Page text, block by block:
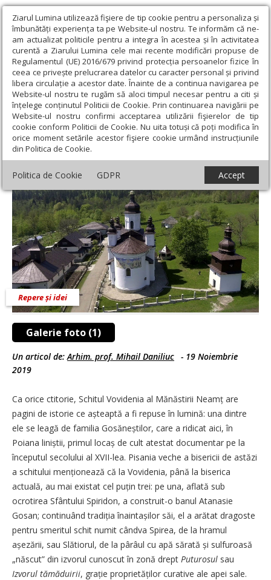
Ziarul Lumina utilizează fişiere de tip cookie pentru a personaliza și
îmbunătăți experiența ta pe Website-ul nostru. Te informăm că ne-
am actualizat politicile pentru a integra în acestea și în activitatea
curentă a Ziarului Lumina cele mai recente modificări propuse de
Regulamentul (UE) 2016/679 privind protecția persoanelor fizice în
ceea ce privește prelucrarea datelor cu caracter personal și privind
libera circulație a acestor date. Înainte de a continua navigarea pe
Website-ul nostru te rugăm să aloci timpul necesar pentru a citi și
înțelege conținutul Politicii de Cookie. Prin continuarea navigării pe
Website-ul nostru confirmi acceptarea utilizării fişierelor de tip
cookie conform Politicii de Cookie. Nu uita totuși că poți modifica în
orice moment setările acestor fişiere cookie urmând instrucțiunile
din Politica de Cookie.
Politica de Cookie GDPR Accept
Ziarul Lumina › Opinii › Repere și idei › Din trecutul primilor
ctitori ai Schitului Vovidenia, familia de boieri Gosan
Din trecutul primilor ctitori ai Schitului
Vovidenia, familia de boieri Gosan
Galerie foto (1)
Repere și idei
Un articol de:Arhim. prof. Mihail Daniliuc - 19 Noiembrie
2019
Ca orice ctitorie, Schitul Vovidenia al Mănăstirii Neamț are
pagini de istorie ce așteaptă a fi repuse în lumină: una dintre
ele se leagă de familia Gosăneștilor, care a ridicat aici, în
Poiana liniștii, primul locaș de cult atestat documentar pe la
începutul secolului al XVII-lea. Pisania veche a bisericii de astăzi
a schitului menționează că la Vovidenia, până la biserica
actuală, au mai existat cel puțin trei: pe una, aflată sub
ocrotirea Sfântului Spiridon, a construit-o banul Atanasie
Gosan; continuând tradiția înain­tașilor săi, el a arătat dragoste
pentru smeritul schit numit cândva Spirea, de la hramul
așezării, sau Slătiorul, de la pârâul cu apă sărată și sulfuroasă
„născut” din izvorul cunoscut în zonă drept Puturosul sau
Izvorul tămăduirii, grație proprietăților curative ale apei sale.